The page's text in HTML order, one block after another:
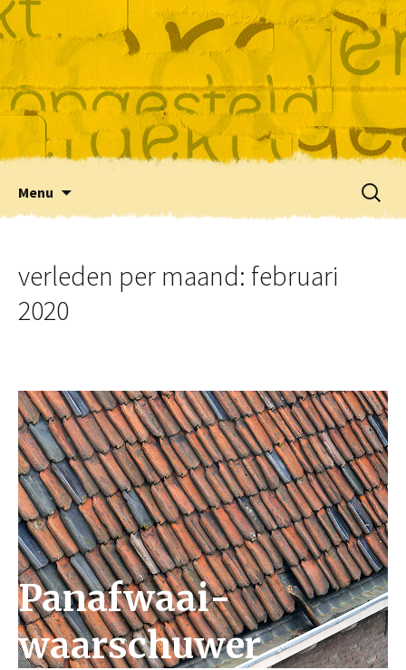
Menu
naar:
verleden per maand: februari
2020
Panafwaai­
waarschuwer